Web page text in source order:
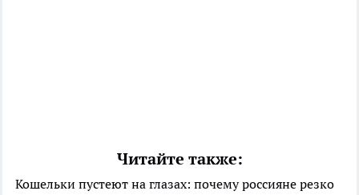
Читайте также:
Кошельки пустеют на глазах: почему россияне резко